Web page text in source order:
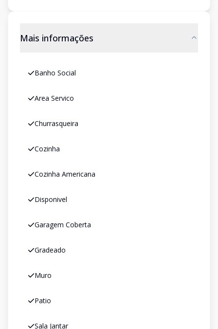
Mais informações
Banho Social
Area Servico
Churrasqueira
Cozinha
Cozinha Americana
Disponivel
Garagem Coberta
Gradeado
Muro
Patio
Sala Jantar